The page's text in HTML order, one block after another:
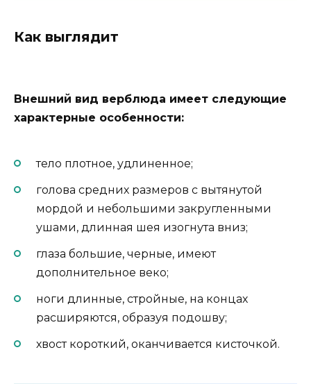
Как выглядит
Внешний вид верблюда имеет следующие
характерные особенности:
тело плотное, удлиненное;
голова средних размеров с вытянутой
мордой и небольшими закругленными
ушами, длинная шея изогнута вниз;
глаза большие, черные, имеют
дополнительное веко;
ноги длинные, стройные, на концах
расширяются, образуя подошву;
хвост короткий, оканчивается кисточкой.